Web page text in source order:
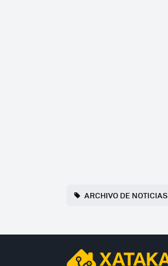
ARCHIVO DE NOTICIAS